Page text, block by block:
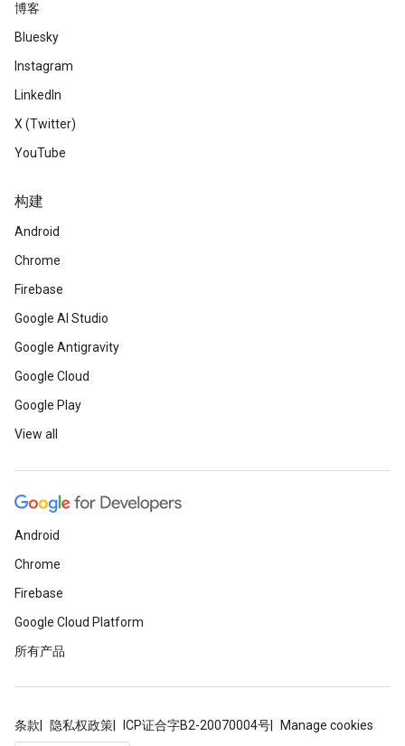
博客
Bluesky
Instagram
LinkedIn
X (Twitter)
YouTube
构建
Android
Chrome
Firebase
Google AI Studio
Google Antigravity
Google Cloud
Google Play
View all
Android
Chrome
Firebase
Google Cloud Platform
所有产品
条款 隐私权政策 ICP证合字B2-20070004号 Manage cookies